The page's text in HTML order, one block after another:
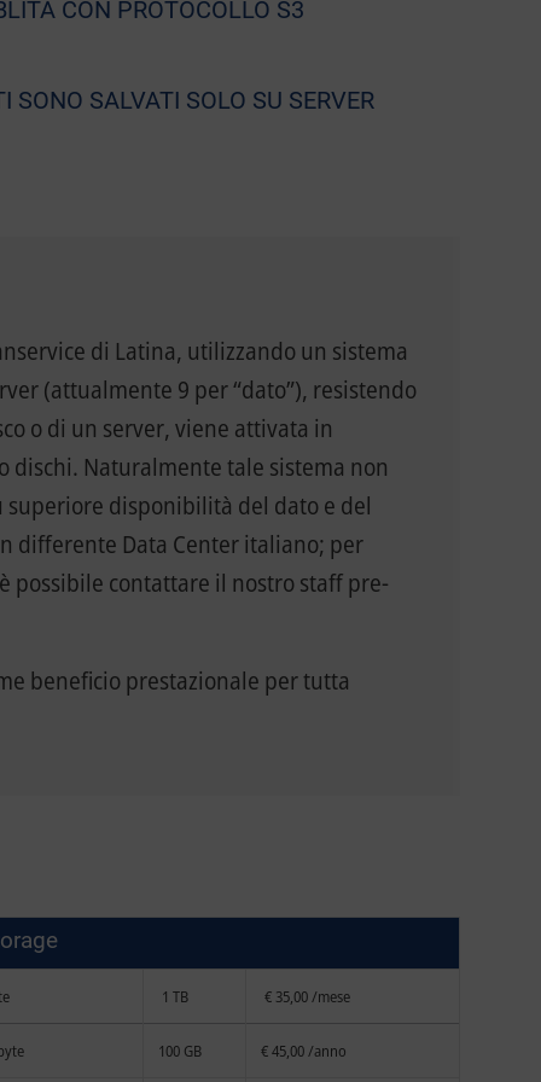
CON PROTOCOLLO S3
SONO SALVATI SOLO SU SERVER
di Latina, utilizzando un sistema
(attualmente 9 per “dato”), resistendo
o di un server, viene attivata in
dischi. Naturalmente tale sistema non
disponibilità del dato e del
differente Data Center italiano; per
possibile contattare il nostro staff pre-
beneficio prestazionale per tutta
1 TB € 35,00 /mese
100 GB € 45,00 /anno